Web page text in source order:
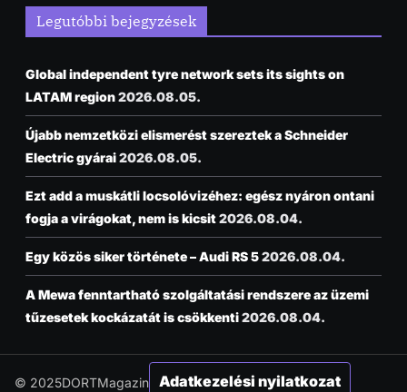
Legutóbbi bejegyzések
Global independent tyre network sets its sights on
LATAM region2026.08.05.
Újabb nemzetközi elismerést szereztek a Schneider
Electric gyárai2026.08.05.
Ezt add a muskátli locsolóvizéhez: egész nyáron ontani
fogja a virágokat, nem is kicsit2026.08.04.
Egy közös siker története – Audi RS 52026.08.04.
A Mewa fenntartható szolgáltatási rendszere az üzemi
tűzesetek kockázatát is csökkenti2026.08.04.
© 2025DORTMagazin Adatkezelési nyilatkozat